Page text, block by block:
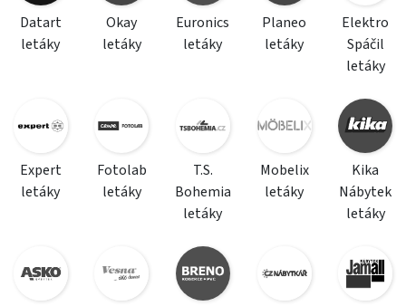
Datart
letáky
Okay
letáky
Euronics
letáky
Planeo
letáky
Elektro
Spáčil
letáky
Expert
letáky
Fotolab
letáky
T.S.
Bohemia
letáky
Mobelix
letáky
Kika
Nábytek
letáky